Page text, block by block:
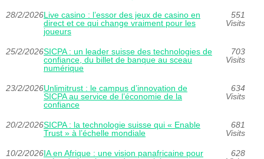
28/2/2026Live casino : l’essor des jeux de casino en
direct et ce qui change vraiment pour les
joueurs
551
Visits
25/2/2026SICPA : un leader suisse des technologies de
confiance, du billet de banque au sceau
numérique
703
Visits
23/2/2026Unlimitrust : le campus d’innovation de
SICPA au service de l’économie de la
confiance
634
Visits
20/2/2026SICPA : la technologie suisse qui « Enable
Trust » à l’échelle mondiale
681
Visits
10/2/2026IA en Afrique : une vision panafricaine pour
628